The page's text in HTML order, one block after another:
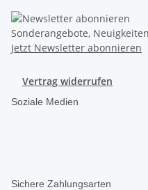
Sonderangebote,
Jetzt Newsletter abonnieren
Vertrag widerrufen
Soziale Medien
Sichere Zahlungsarten